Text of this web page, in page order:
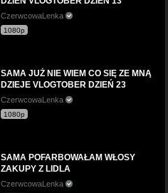
CzerwcowaLenka
1080p
SAMA JUŻ NIE WIEM CO SIĘ ZE MNĄ
DZIEJE VLOGTOBER DZIEŃ 23
CzerwcowaLenka
1080p
SAMA POFARBOWAŁAM WŁOSY
ZAKUPY Z LIDLA
CzerwcowaLenka